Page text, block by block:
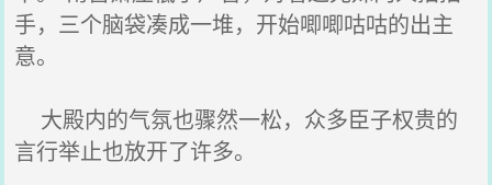
手，三个脑袋凑成一堆，开始唧唧咕咕的出主
意。
大殿内的气氛也骤然一松，众多臣子权贵的
言行举止也放开了许多。